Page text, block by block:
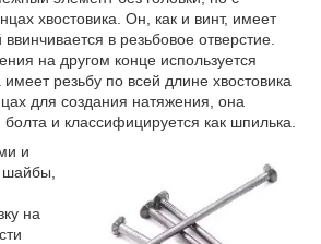
хвостовика. Он, как и винт, имеет
в резьбовое отверстие.
на другом конце используется
резьбу по всей длине хвостовика
для создания натяжения, она
и классифицируется как шпилька.
и
на